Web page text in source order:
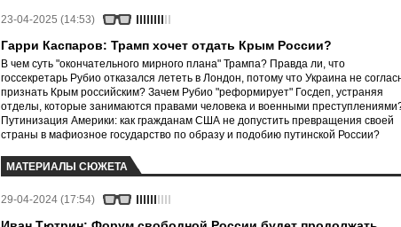
23-04-2025 (14:53)
Гарри Каспаров: Трамп хочет отдать Крым России?
В чем суть "окончательного мирного плана" Трампа? Правда ли, что
госсекретарь Рубио отказался лететь в Лондон, потому что Украина не
признать Крым российским? Зачем Рубио "реформирует" Госдеп, устраняя
отделы, которые занимаются правами человека и военными
Путинизация Америки: как гражданам США не допустить превращения своей
страны в мафиозное государство по образу и подобию путинской России?
МАТЕРИАЛЫ СЮЖЕТА
29-04-2024 (17:54)